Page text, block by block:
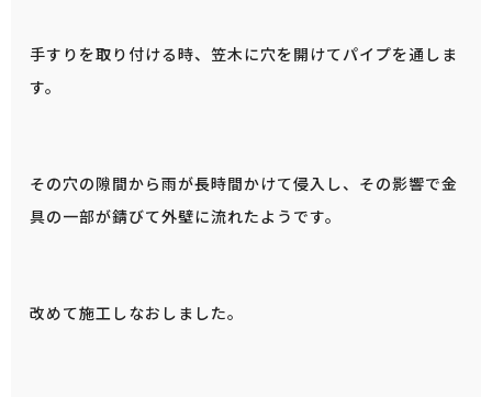
手すりを取り付ける時、笠木に穴を開けてパイプを通しま
す。
その穴の隙間から雨が長時間かけて侵入し、その影響で金
具の一部が錆びて外壁に流れたようです。
改めて施工しなおしました。